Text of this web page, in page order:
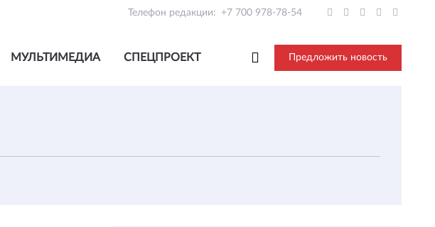
Телефон редакции: +7 700 978-78-54
МУЛЬТИМЕДИА СПЕЦПРОЕКТ Предложить новость